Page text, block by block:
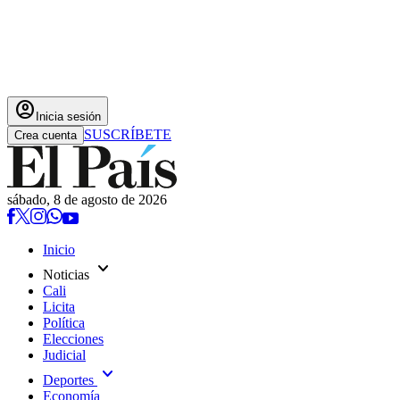
account_circle Inicia sesión
Crea cuenta SUSCRÍBETE
sábado, 8 de agosto de 2026
Inicio
Noticias expand_more
Cali
Licita
Política
Elecciones
Judicial
Deportes expand_more
Economía